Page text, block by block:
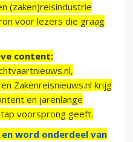
(zaken)reisindustrie
voor lezers die graag
content:
Zakenreisnieuws.nl krijg
en jarenlange
voorsprong geeft.
word onderdeel van